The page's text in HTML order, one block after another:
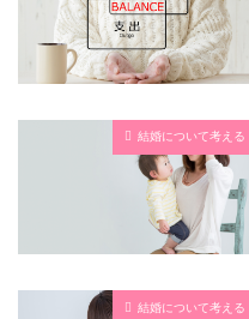
結婚について考える
結婚について考える